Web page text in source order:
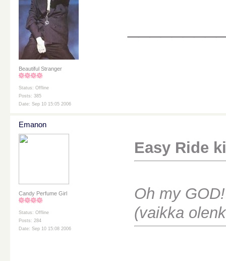
Beautiful Stranger
Status: Offline
Posts: 385
Date: Sep 10 15:05 2006
Emanon
Candy Perfume Girl
Status: Offline
Posts: 284
Date: Sep 10 15:08 2006
Easy Ride
Oh my
(vaikka